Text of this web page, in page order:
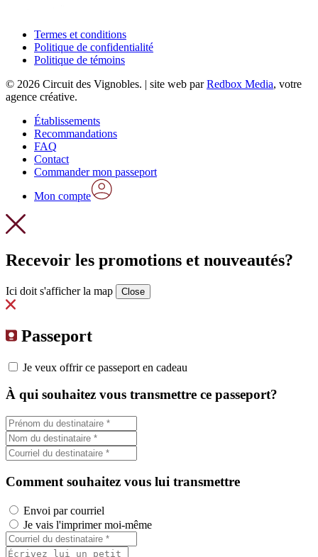
Termes et conditions
Politique de confidentialité
Politique de témoins
© 2026 Circuit des Vignobles. | site web parRedbox Media, votre
agence créative.
Close
Menu
Établissements
Recommandations
FAQ
Contact
Commander mon passeport
Mon compte
Recevoir les promotions et nouveautés?
Ici doit s'afficher la map Close
Passeport
Je veux offrir ce passeport en cadeau
À qui souhaitez vous transmettre ce passeport?
Comment souhaitez vous lui transmettre
Envoi par courriel
Je vais l'imprimer moi-même